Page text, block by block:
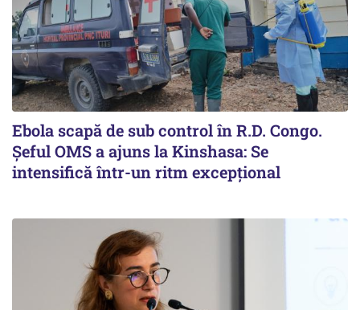
Ebola scapă de sub control în R.D. Congo.
Șeful OMS a ajuns la Kinshasa: Se
intensifică într-un ritm excepţional